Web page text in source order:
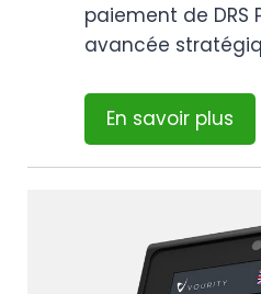
paiement de DRS
avancée
En savoir plus